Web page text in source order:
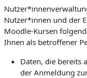
Nutzer*innen und der
Moodle-Kursen
Ihnen als betroffener
Daten, die bereits
der Anmeldung